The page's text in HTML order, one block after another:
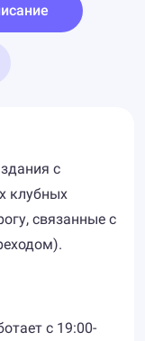
с
клубных
связанные с
с 19:00-